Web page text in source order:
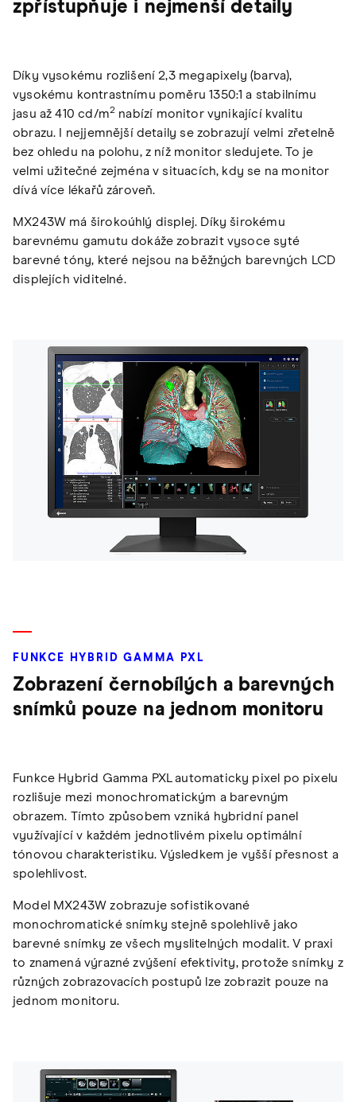
zpřístupňuje i nejmenší detaily
Díky vysokému rozlišení 2,3 megapixely (barva),
vysokému kontrastnímu poměru 1350:1 a stabilnímu
jasu až 410 cd/m2 nabízí monitor vynikající kvalitu
obrazu. I nejjemnější detaily se zobrazují velmi zřetelně
bez ohledu na polohu, z níž monitor sledujete. To je
velmi užitečné zejména v situacích, kdy se na monitor
dívá více lékařů zároveň.
MX243W má širokoúhlý displej. Díky širokému
barevnému gamutu dokáže zobrazit vysoce syté
barevné tóny, které nejsou na běžných barevných LCD
displejích viditelné.
FUNKCE HYBRID GAMMA PXL
Zobrazení černobílých a barevných
snímků pouze na jednom monitoru
Funkce Hybrid Gamma PXL automaticky pixel po pixelu
rozlišuje mezi monochromatickým a barevným
obrazem. Tímto způsobem vzniká hybridní panel
využívající v každém jednotlivém pixelu optimální
tónovou charakteristiku. Výsledkem je vyšší přesnost a
spolehlivost.
Model MX243W zobrazuje sofistikované
monochromatické snímky stejně spolehlivě jako
barevné snímky ze všech myslitelných modalit. V praxi
to znamená výrazné zvýšení efektivity, protože snímky z
různých zobrazovacích postupů lze zobrazit pouze na
jednom monitoru.